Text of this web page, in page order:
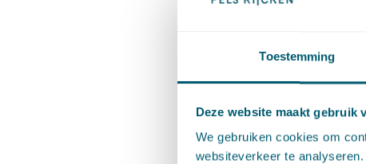
Toestemming
Deze website maakt gebruik
We gebruiken cookies om
websiteverkeer te
verzoek,
de